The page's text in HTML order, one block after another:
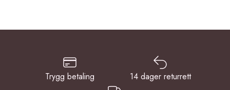
Trygg betaling 14 dager returrett